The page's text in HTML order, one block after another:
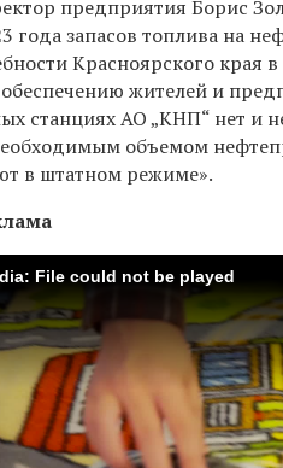
предприятияБорис
года запасов топлива на
Красноярского края
обеспечению жителей и
станциях АО „КНП“ нет и
объемом
в штатном режиме».
File could not be played